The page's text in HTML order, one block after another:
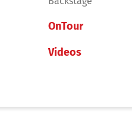
OnTour
Videos